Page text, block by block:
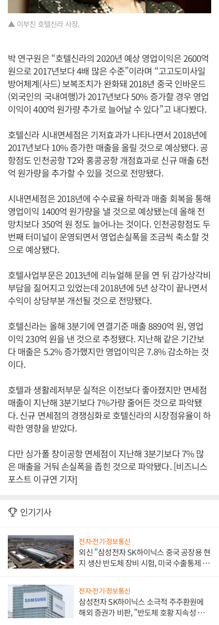
▲ 이부진 호텔신라 사장.
박 연구원은 “호텔신라의 2020년 예상 영업이익은 2600억
원으로 2017년보다 4배 많은 수준”이라며 “고고도미사일
방어체계(사드) 보복조치가 완화돼 2018년 중국 인바운드
(외국인의 국내여행)가 2017년보다 50% 증가할 경우 영업
이익이 400억 원가량 추가로 늘어날 수 있다”고 내다봤다.
호텔신라 시내면세점은 기저효과가 나타나면서 2018년에
2017년보다 10% 증가한 매출을 올릴 것으로 예상됐다. 공
항점도 인천공항 T2와 홍콩공항 개점효과로 신규 매출 6천
억 원가량을 추가할 수 있을 것으로 전망됐다.
시내면세점은 2018년에 수수료율 하락과 매출 회복을 통해
영업이익 1400억 원가량을 낼 것으로 예상됐는데 올해 전
망치보다 350억 원 정도 늘어나는 것이다. 인천공항점도 두
번째 터미널이 운영되면서 영업손실폭을 조금씩 축소할 것
으로 예상됐다.
호텔사업부문은 2013년에 리뉴얼해 문을 연 뒤 감가상각비
부담을 짊어지고 있었는데 2018년에 5년 상각이 끝나면서
수익이 상당부분 개선될 것으로 전망됐다.
호텔신라는 올해 3분기에 연결기준 매출 8890억 원, 영업
이익 230억 원을 낸 것으로 추정됐다. 지난해 같은 기간보
다 매출은 5.2% 증가했지만 영업이익은 7.8% 감소하는 것
이다.
호텔과 생활레저부문 실적은 이전보다 좋아졌지만 면세점
매출이 지난해 3분기보다 7%가량 줄어든 것으로 파악됐
다. 신규 면세점의 경쟁심화로 호텔신라의 시장점유율이 하
락한 영향을 받았다.
다만 싱가폴 창이공항 면세점이 지난해 3분기보다 7% 많
은 매출을 거둬 손실폭을 좁힌 것으로 파악됐다. [비즈니스
포스트 이규연 기자]
인기기사
전자·전기·정보통신
외신 "삼성전자 SK하이닉스 중국 공장용 현
지 생산 반도체 장비 시험, 미국 수출통제 대
전자·전기·정보통신
삼성전자 SK하이닉스 소극적 주주환원에
해외 증권가 비판, "반도체 호황 지속성 의